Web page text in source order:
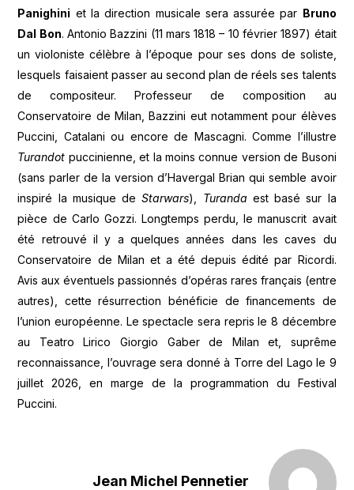
Panighini et la direction musicale sera assurée par Bruno
Dal Bon. Antonio Bazzini (11 mars 1818 – 10 février 1897) était
un violoniste célèbre à l’époque pour ses dons de soliste,
lesquels faisaient passer au second plan de réels ses talents
de compositeur. Professeur de composition au
Conservatoire de Milan, Bazzini eut notamment pour élèves
Puccini, Catalani ou encore de Mascagni. Comme l’illustre
Turandot puccinienne, et la moins connue version de Busoni
(sans parler de la version d’Havergal Brian qui semble avoir
inspiré la musique deStarwars), Turanda est basé sur la
pièce de Carlo Gozzi. Longtemps perdu, le manuscrit avait
été retrouvé il y a quelques années dans les caves du
Conservatoire de Milan et a été depuis édité par Ricordi.
Avis aux éventuels passionnés d’opéras rares français (entre
autres), cette résurrection bénéficie de financements de
l’union européenne. Le spectacle sera repris le 8 décembre
au Teatro Lirico Giorgio Gaber de Milan et, suprême
reconnaissance, l’ouvrage sera donné à Torre del Lago le 9
juillet 2026, en marge de la programmation du Festival
Puccini.
Jean Michel Pennetier